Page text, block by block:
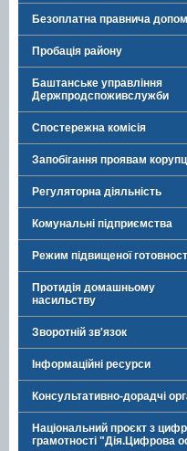
Безоплатна правнича
Пробація району
Баштанське управління
Держпродспоживслужби
Спостережна комісія
Запобігання проявам
Регуляторна діяльність
Комунальні підприємства
Режим підвищеної
Протидія домашньому
насильству
Зворотній зв'язок
Інформаційні ресурси
Консультативно-дорадчі
Національний проєкт з
грамотності "Дія.Цифрова